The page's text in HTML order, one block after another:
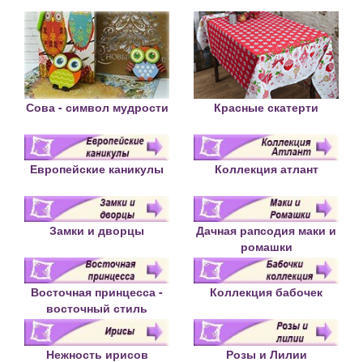
Сова - символ мудрости Красные скатерти
Европейские каникулы Коллекция атлант
Замки и дворцы
Дачная рапсодия маки и
ромашки
Восточная принцесса -
восточный стиль
Коллекция бабочек
Нежность ирисов Розы и Лилии